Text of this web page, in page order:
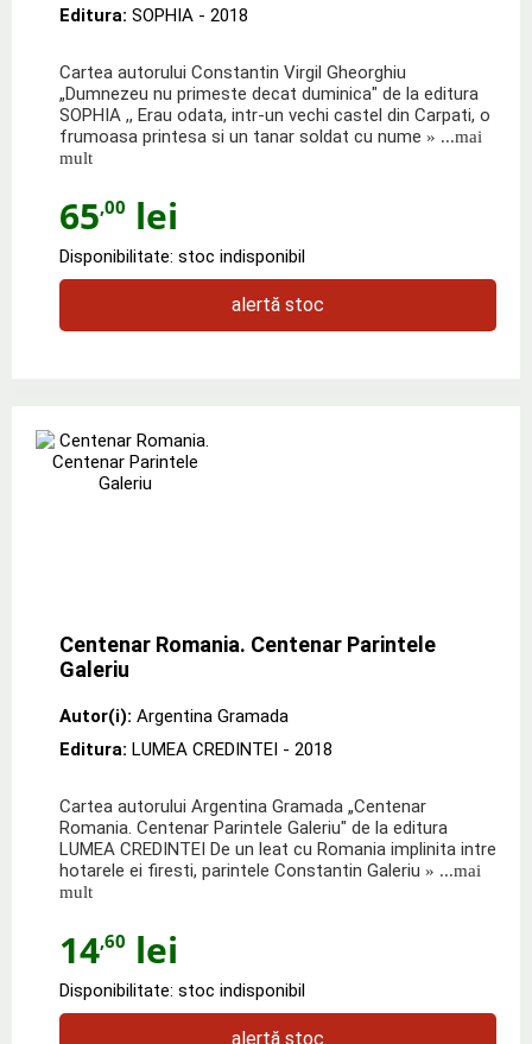
Editura: SOPHIA - 2018
Cartea autorului Constantin Virgil Gheorghiu
„Dumnezeu nu primeste decat duminica" de la editura
SOPHIA ,, Erau odata, intr-un vechi castel din Carpati, o
frumoasa printesa si un tanar soldat cu nume » ...mai
mult
65,00 lei
Disponibilitate: stoc indisponibil
alertă stoc
Centenar Romania. Centenar Parintele
Galeriu
Autor(i): Argentina Gramada
Editura: LUMEA CREDINTEI - 2018
Cartea autorului Argentina Gramada „Centenar
Romania. Centenar Parintele Galeriu" de la editura
LUMEA CREDINTEI De un leat cu Romania implinita intre
hotarele ei firesti, parintele Constantin Galeriu » ...mai
mult
14,60 lei
Disponibilitate: stoc indisponibil
alertă stoc